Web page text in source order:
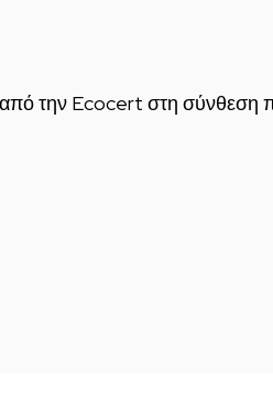
την Ecocert στη σύνθεση